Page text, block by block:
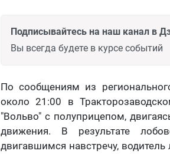
Подписывайтесь на наш канал в
Вы всегда будете в курсе событий
По сообщениям из
около 21:00 в
"Вольво" с полуприцепом,
движения. В результате
двигавшимся навстречу,